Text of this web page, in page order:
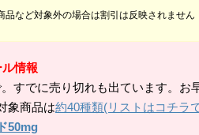
品など対象外の場合は割引は反映されません
情報
すでに売り切れも出ています。お
商品は約40種類(リストはコチラ
50mg